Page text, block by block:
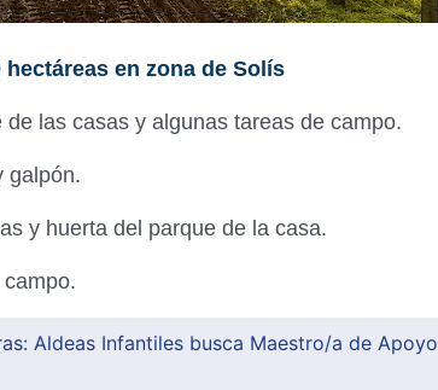
en zona de Solís
las casas y algunas tareas de campo.
galpón.
y huerta del parque de la casa.
Aldeas Infantiles busca Maestro/a de Apoyo